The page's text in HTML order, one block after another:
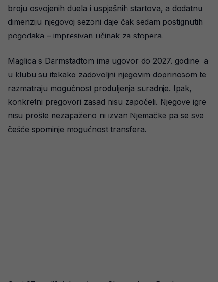
broju osvojenih duela i uspješnih startova, a dodatnu
dimenziju njegovoj sezoni daje čak sedam postignutih
pogodaka – impresivan učinak za stopera.
Maglica s Darmstadtom ima ugovor do 2027. godine, a
u klubu su itekako zadovoljni njegovim doprinosom te
razmatraju mogućnost produljenja suradnje. Ipak,
konkretni pregovori zasad nisu započeli. Njegove igre
nisu prošle nezapaženo ni izvan Njemačke pa se sve
češće spominje mogućnost transfera.